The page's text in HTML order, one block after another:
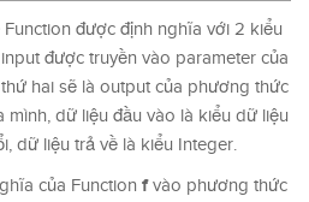
được định nghĩa với 2 kiểu
được truyền vào parameter của
hai sẽ là output của phương thức
mình, dữ liệu đầu vào là kiểu dữ liệu
dữ liệu trả về là kiểu Integer.
của Function fvào phương thức